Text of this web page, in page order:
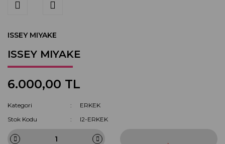
ISSEY MIYAKE
ISSEY MIYAKE
6.000,00 TL
Kategori
ERKEK
Stok Kodu
I2-ERKEK